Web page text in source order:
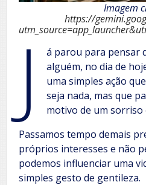
Imagem
https://
J
á parou para pensar
alguém, no dia de
uma simples ação
seja nada, mas que
motivo de um sorriso
Passamos tempo demais
próprios interesses e não
podemos influenciar uma
simples gesto de gentileza.